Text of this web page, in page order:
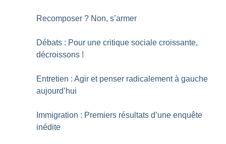
Recomposer ? Non, s’armer
Débats : Pour une critique sociale croissante,
décroissons !
Entretien : Agir et penser radicalement à gauche
aujourd’hui
Immigration : Premiers résultats d’une enquête
inédite